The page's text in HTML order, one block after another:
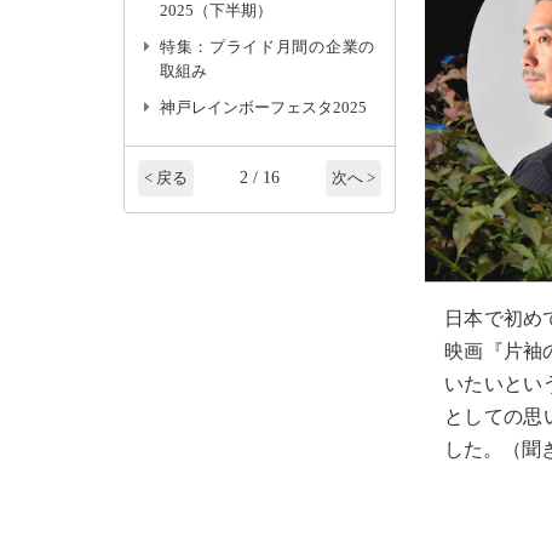
日本で初め
映画『片袖
いたいとい
としての思
した。（聞
2025（下半期）
特集：プライド月間の企業の
取組み
神戸レインボーフェスタ2025
< 戻る 2 / 16 次へ >